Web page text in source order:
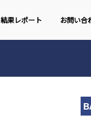
結果レポート お問い合